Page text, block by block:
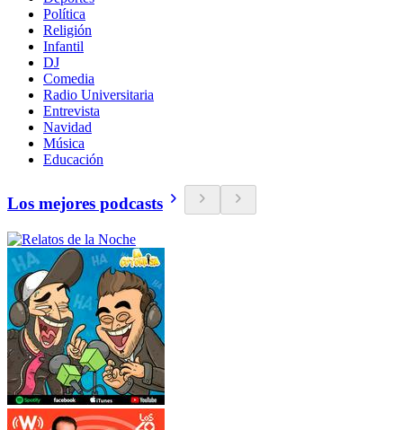
Política
Religión
Infantil
DJ
Comedia
Radio Universitaria
Entrevista
Navidad
Música
Educación
Los mejores podcasts